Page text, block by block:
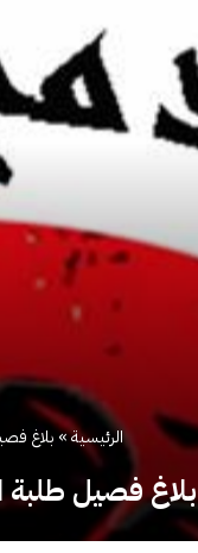
الرئيسية»بلاغ
بلاغ فصيل طلبة